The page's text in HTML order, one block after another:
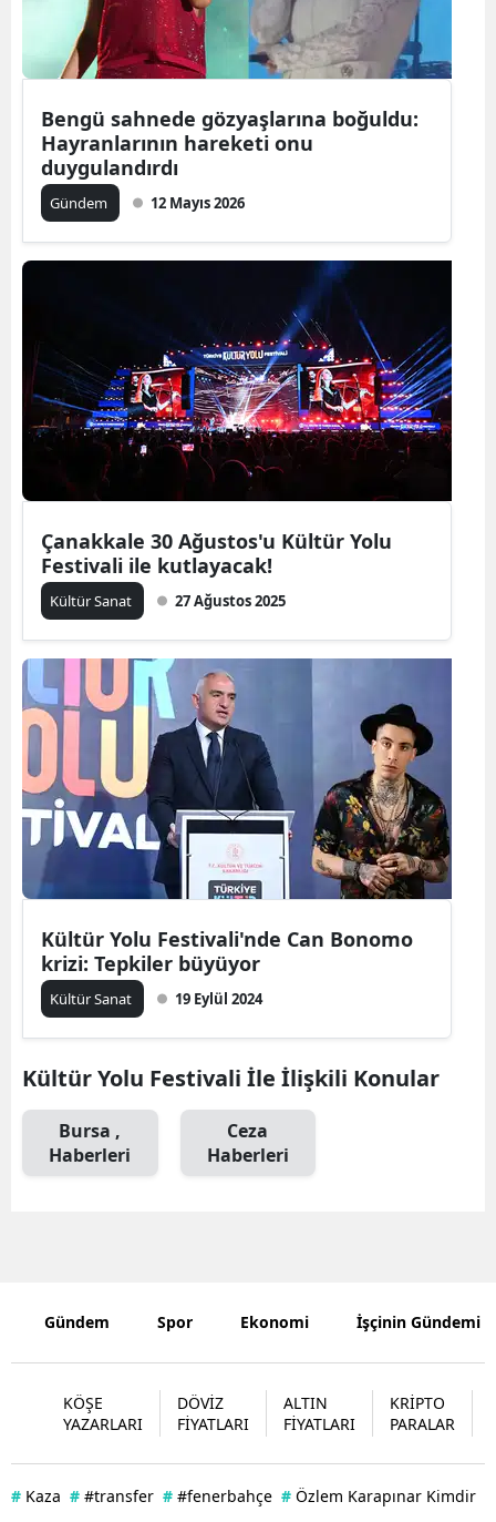
Isparta
Mersin
Kastamonu
Kırklareli
Kırşehir
Kocaeli
Mardin
Muğla
Muş
Nevşehir
Niğde
Trabzon
Şanlıurfa
Uşak
Bengü sahnede gözyaşlarına boğuldu:
Hayranlarının hareketi onu
duygulandırdı
Gündem 12 Mayıs 2026
Çanakkale 30 Ağustos'u Kültür Yolu
Festivali ile kutlayacak!
Kültür Sanat 27 Ağustos 2025
Kültür Yolu Festivali'nde Can Bonomo
krizi: Tepkiler büyüyor
Kültür Sanat 19 Eylül 2024
Kültür Yolu Festivali İle İlişkili Konular
Bursa ,
Haberleri
Ceza
Haberleri
Gündem Spor Ekonomi İşçinin Gündemi
KÖŞE
YAZARLARI
DÖVİZ
FİYATLARI
ALTIN
FİYATLARI
KRİPTO
PARALAR
# Kaza # #transfer # #fenerbahçe # Özlem Karapınar Kimdir